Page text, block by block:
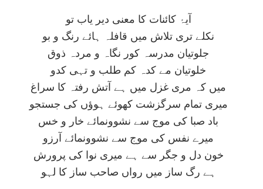
آيۂ کائنات کا معنی دير ياب تو
نکلے تری تلاش ميں قافلہ ہائے رنگ و بو
جلوتيان مدرسہ کور نگاہ و مردہ ذوق
خلوتيان مے کدہ کم طلب و تہی کدو
ميں کہ مری غزل ميں ہے آتش رفتہ کا سراغ
ميری تمام سرگزشت کھوئے ہوؤں کی جستجو
باد صبا کی موج سے نشوونمائے خار و خس
ميرے نفس کی موج سے نشوونمائے آرزو
خون دل و جگر سے ہے ميری نوا کی پرورش
ہے رگ ساز ميں رواں صاحب ساز کا لہو